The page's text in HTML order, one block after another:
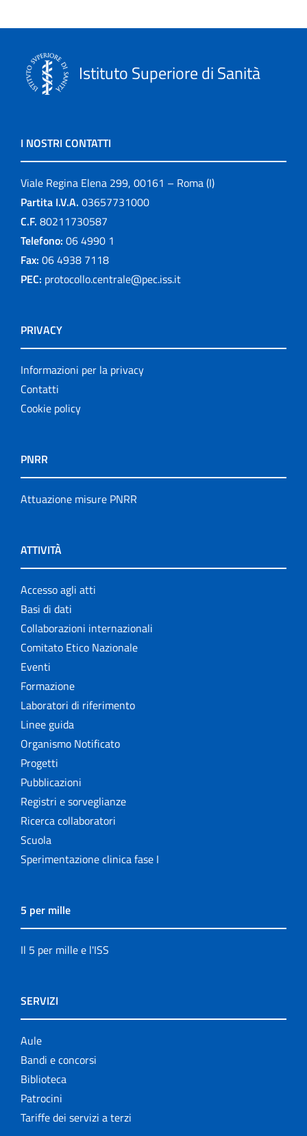
Istituto Superiore di Sanità
I NOSTRI CONTATTI
Viale Regina Elena 299, 00161 – Roma (I)
Partita I.V.A. 03657731000
C.F. 80211730587
Telefono: 06 4990 1
Fax: 06 4938 7118
PEC: protocollo.centrale@pec.iss.it
PRIVACY
Informazioni per la privacy
Contatti
Cookie policy
PNRR
Attuazione misure PNRR
ATTIVITÀ
Accesso agli atti
Basi di dati
Collaborazioni internazionali
Comitato Etico Nazionale
Eventi
Formazione
Laboratori di riferimento
Linee guida
Organismo Notificato
Progetti
Pubblicazioni
Registri e sorveglianze
Ricerca collaboratori
Scuola
Sperimentazione clinica fase I
5 per mille
Il 5 per mille e l'ISS
SERVIZI
Aule
Bandi e concorsi
Biblioteca
Patrocini
Tariffe dei servizi a terzi